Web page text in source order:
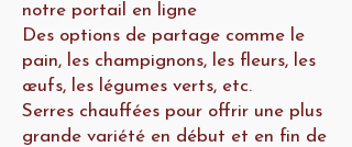
notre portail en ligne
Des options de partage comme le
pain, les champignons, les fleurs, les
œufs, les légumes verts, etc.
Serres chauffées pour offrir une plus
grande variété en début et en fin de